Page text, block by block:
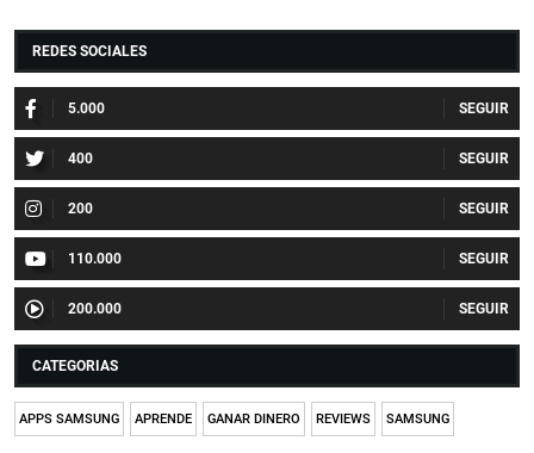
REDES SOCIALES
5.000
400
200
110.000
200.000
CATEGORIAS
APPS SAMSUNG APRENDE GANAR DINERO REVIEWS SAMSUNG